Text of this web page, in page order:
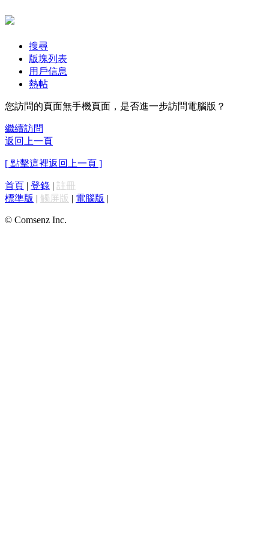
搜尋
版塊列表
用戶信息
熱帖
您訪問的頁面無手機頁面，是否進一步訪問電腦版？
繼續訪問
返回上一頁
[ 點擊這裡返回上一頁 ]
首頁 | 登錄 | 註冊
標準版 | 觸屏版 | 電腦版 |
© Comsenz Inc.